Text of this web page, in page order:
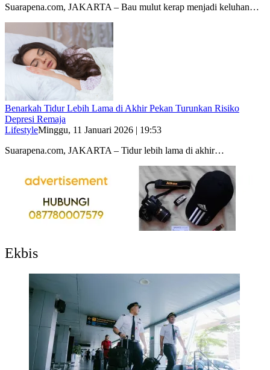
Suarapena.com, JAKARTA – Bau mulut kerap menjadi keluhan…
Benarkah Tidur Lebih Lama di Akhir Pekan Turunkan Risiko
Depresi Remaja
LifestyleMinggu, 11 Januari 2026 | 19:53
Suarapena.com, JAKARTA – Tidur lebih lama di akhir…
Ekbis